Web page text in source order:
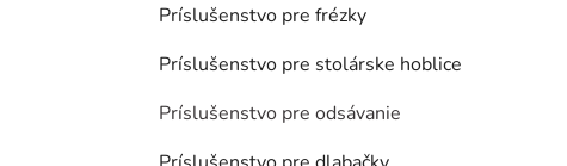
Príslušenstvo pre frézky
Príslušenstvo pre stolárske hoblice
Príslušenstvo pre odsávanie